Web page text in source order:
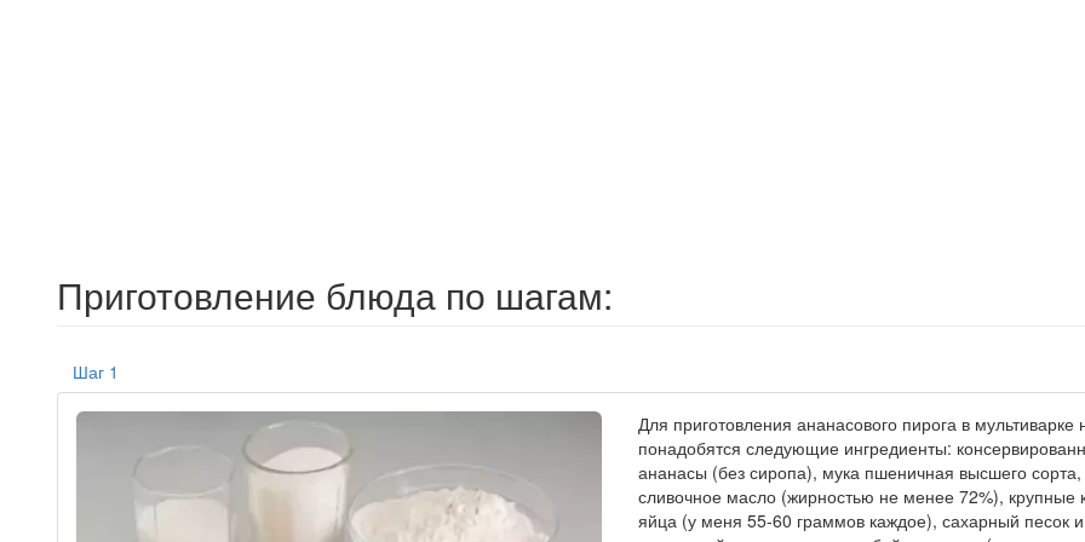
Приготовление блюда по шагам:
Шаг 1
Для приготовления ананасового пирога в мультиварке
понадобятся следующие ингредиенты:
ананасы (без сиропа), мука пшеничная высшего сорта,
сливочное масло (жирностью не менее 72%), крупные
яйца (у меня 55-60 граммов каждое), сахарный песок и